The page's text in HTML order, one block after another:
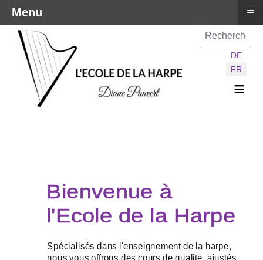
Sélectionnez
DE
FR
≡
Menu ≡